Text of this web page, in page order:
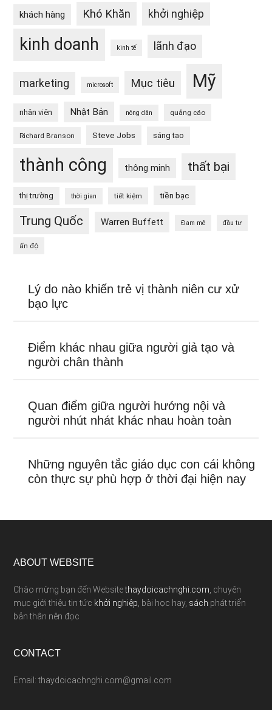
khách hàng Khó Khăn khởi nghiệp
kinh doanh kinh tế lãnh đạo
marketing microsoft Mục tiêu Mỹ
nhân viên Nhật Bản nông dân quảng cáo
Richard Branson Steve Jobs sáng tạo
thành công thông minh thất bại
thị trường thời gian tiết kiệm tiền bạc
Trung Quốc Warren Buffett Đam mê đầu tư
ấn độ
Lý do nào khiến trẻ vị thành niên cư xử
bạo lực
Điểm khác nhau giữa người giả tạo và
người chân thành
Quan điểm giữa người hướng nội và
người nhút nhát khác nhau hoàn toàn
Những nguyên tắc giáo dục con cái không
còn thực sự phù hợp ở thời đại hiện nay
ABOUT WEBSITE
Chào mừng bạn đến Websitethaydoicachnghi.com , chuyên
mục giới thiệu tin tức khởi nghiệp , bài học hay, sách phát triển
bản thân nên đọc
CONTACT
Email: thaydoicachnghi.com@gmail.com